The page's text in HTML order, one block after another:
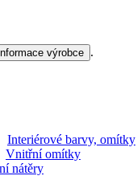
výrobce .
Interiérové barvy, omítky
Vnitřní omítky
nátěry